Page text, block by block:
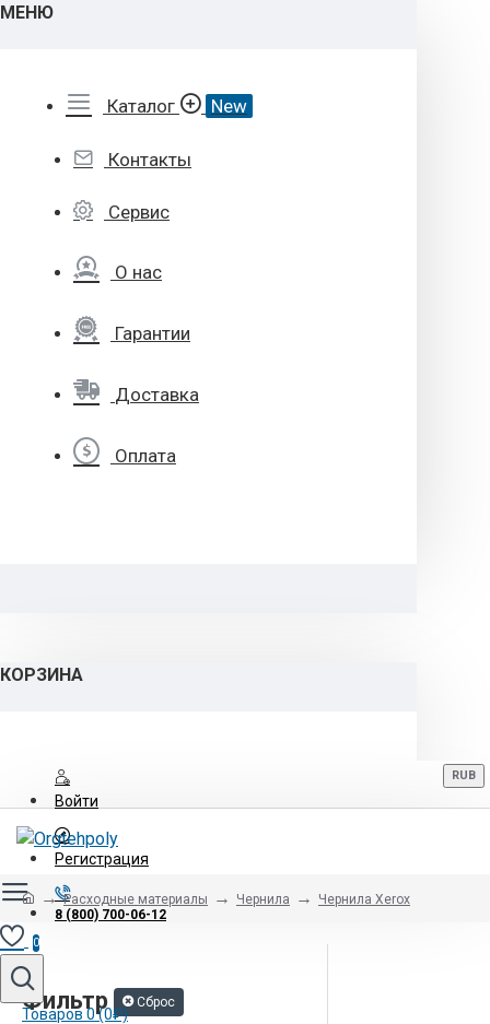
МЕНЮ
Каталог New
Контакты
Сервис
О нас
Гарантии
Доставка
Оплата
КОРЗИНА
Войти
Регистрация
8 (800) 700-06-12
RUB
0
Товаров 0 (0₽)
Расходные материалы Чернила Чернила Xerox
Фильтр Сброс